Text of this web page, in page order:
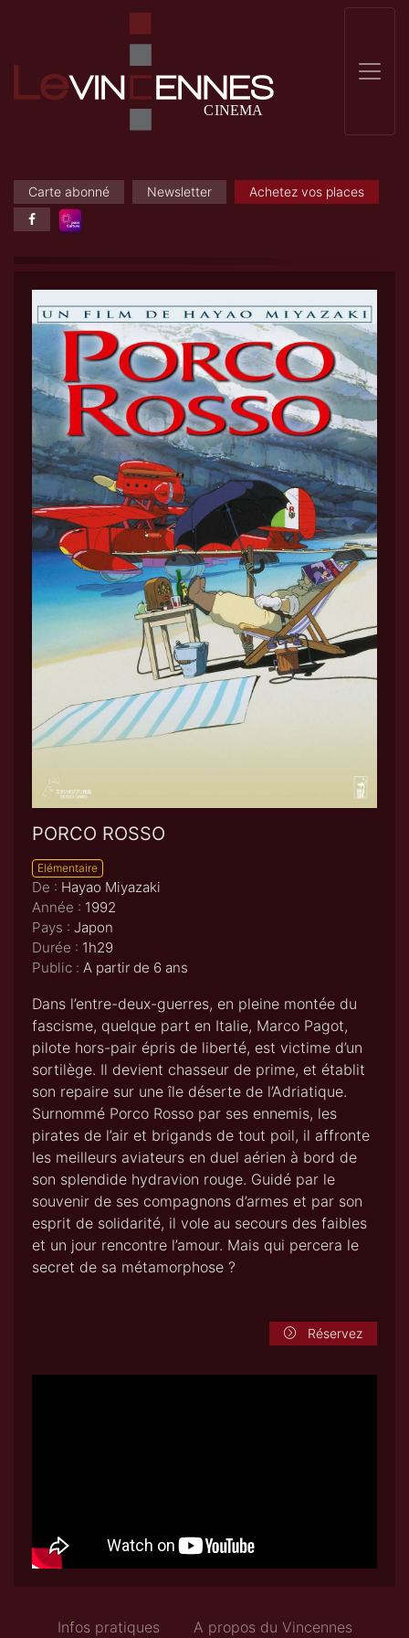
Carte abonné Newsletter Achetez vos places
PORCO ROSSO
Elémentaire
De : Hayao Miyazaki
Année : 1992
Pays : Japon
Durée : 1h29
Public : A partir de 6 ans
Dans l’entre-deux-guerres, en pleine montée du
fascisme, quelque part en Italie, Marco Pagot,
pilote hors-pair épris de liberté, est victime d’un
sortilège. Il devient chasseur de prime, et établit
son repaire sur une île déserte de l’Adriatique.
Surnommé Porco Rosso par ses ennemis, les
pirates de l’air et brigands de tout poil, il affronte
les meilleurs aviateurs en duel aérien à bord de
son splendide hydravion rouge. Guidé par le
souvenir de ses compagnons d’armes et par son
esprit de solidarité, il vole au secours des faibles
et un jour rencontre l’amour. Mais qui percera le
secret de sa métamorphose ?
Réservez
Infos pratiques A propos du Vincennes